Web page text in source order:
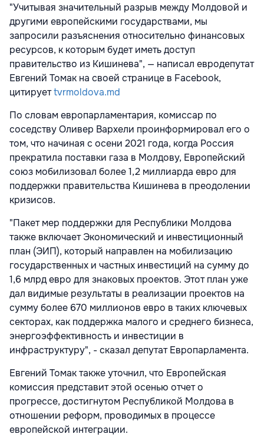
"Учитывая значительный разрыв между Молдовой и
другими европейскими государствами, мы
запросили разъяснения относительно финансовых
ресурсов, к которым будет иметь доступ
правительство из Кишинева", — написал евродепутат
Евгений Томак на своей странице в Facebook,
цитируетtvrmoldova.md
По словам европарламентария, комиссар по
соседству Оливер Вархели проинформировал его о
том, что начиная с осени 2021 года, когда Россия
прекратила поставки газа в Молдову, Европейский
союз мобилизовал более 1,2 миллиарда евро для
поддержки правительства Кишинева в преодолении
кризисов.
"Пакет мер поддержки для Республики Молдова
также включает Экономический и инвестиционный
план (ЭИП), который направлен на мобилизацию
государственных и частных инвестиций на сумму до
1,6 млрд евро для знаковых проектов. Этот план уже
дал видимые результаты в реализации проектов на
сумму более 670 миллионов евро в таких ключевых
секторах, как поддержка малого и среднего бизнеса,
энергоэффективность и инвестиции в
инфраструктуру", - сказал депутат Европарламента.
Евгений Томак также уточнил, что Европейская
комиссия представит этой осенью отчет о
прогрессе, достигнутом Республикой Молдова в
отношении реформ, проводимых в процессе
европейской интеграции.